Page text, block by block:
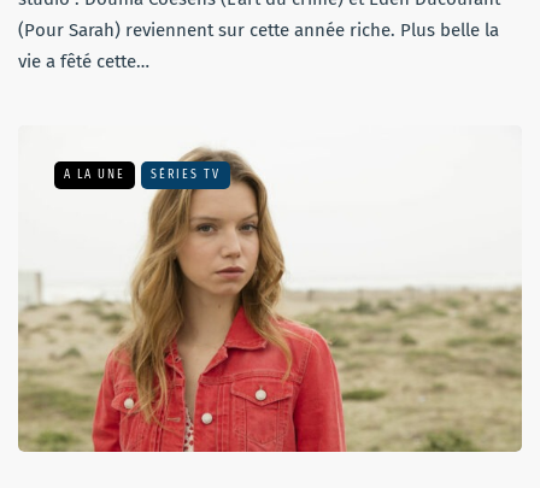
(Pour Sarah) reviennent sur cette année riche. Plus belle la
vie a fêté cette…
A LA UNE SÉRIES TV